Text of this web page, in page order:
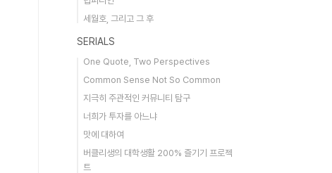
세월호, 그리고 그 후
SERIALS
One Quote, Two Perspectives
Common Sense Not So Common
지극히 주관적인 커뮤니티 탐구
너희가 투자를 아느냐
맛에 대하여
버클리생의 대학생활 200% 즐기기 프로젝
트